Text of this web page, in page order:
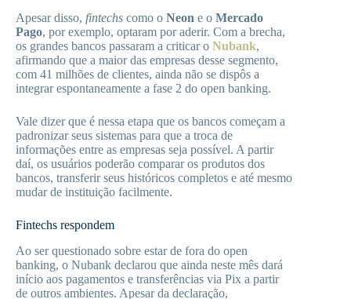
Apesar disso, fintechs como o Neon e o Mercado
Pago, por exemplo, optaram por aderir. Com a brecha,
os grandes bancos passaram a criticar o Nubank,
afirmando que a maior das empresas desse segmento,
com 41 milhões de clientes, ainda não se dispôs a
integrar espontaneamente a fase 2 do open banking.
Vale dizer que é nessa etapa que os bancos começam a
padronizar seus sistemas para que a troca de
informações entre as empresas seja possível. A partir
daí, os usuários poderão comparar os produtos dos
bancos, transferir seus históricos completos e até mesmo
mudar de instituição facilmente.
Fintechs respondem
Ao ser questionado sobre estar de fora do open
banking, o Nubank declarou que ainda neste mês dará
início aos pagamentos e transferências via Pix a partir
de outros ambientes. Apesar da declaração,